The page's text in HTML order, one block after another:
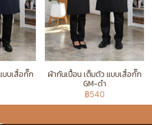
บบเสื้อกั๊ก ผ้ากันเปื้อน เต็มตัว แบบเสื้อกั๊ก
GM-ดำ
฿540